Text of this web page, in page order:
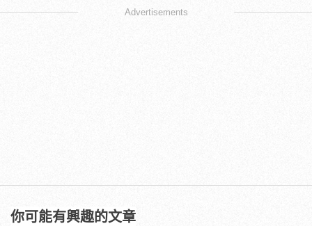
Advertisements
你可能有興趣的文章